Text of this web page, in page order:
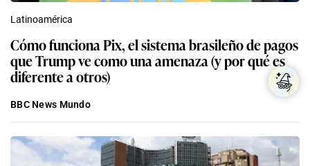
Latinoamérica
Cómo funciona Pix, el sistema brasileño de pagos
que Trump ve como una amenaza (y por qué es
diferente a otros)
BBC News Mundo